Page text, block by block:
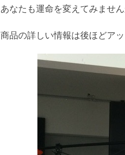
あなたも運命を変えてみません
商品の詳しい情報は後ほどアッ